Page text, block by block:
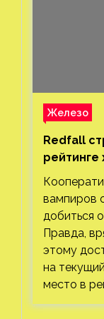
Железо
Redfall
рейтинге
вампиров
добиться
Правда,
этому
на
место в